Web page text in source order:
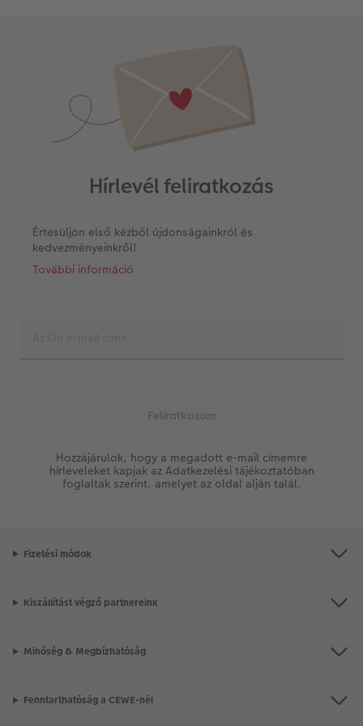
Hírlevél feliratkozás
Értesüljön első kézből újdonságainkról és
kedvezményeinkről!
További információ
Hozzájárulok, hogy a megadott e-mail címemre
hírleveleket kapjak az Adatkezelési tájékoztatóban
foglaltak szerint, amelyet az oldal alján talál.
Fizetési módok
Kiszállítást végző partnereink
Minőség & Megbízhatóság
Fenntarthatóság a CEWE-nél